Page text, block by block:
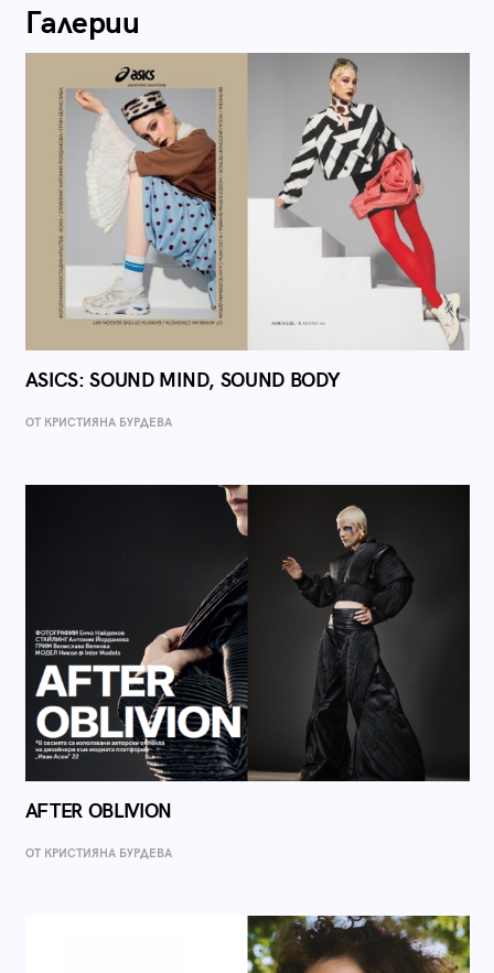
Галерии
ASICS: SOUND MIND, SOUND BODY
ОТ КРИСТИЯНА БУРДЕВА
AFTER OBLIVION
ОТ КРИСТИЯНА БУРДЕВА